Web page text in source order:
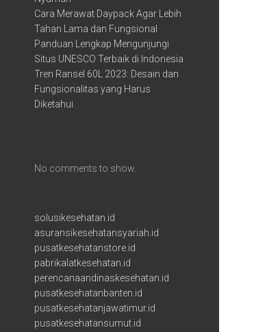
Cara Merawat Daypack Agar Lebih
Tahan Lama dan Fungsional
Panduan Lengkap Mengunjungi
Situs UNESCO Terbaik di Indonesia
Tren Ransel 60L 2023: Desain dan
Fungsionalitas yang Harus
Diketahui
No comments to show.
solusikesehatan.id
asuransikesehatansyariah.id
pusatkesehatanstore.id
pabrikalatkesehatan.id
perencanaandinaskesehatan.id
pusatkesehatanbanten.id
pusatkesehatanjawatimur.id
pusatkesehatansumut.id